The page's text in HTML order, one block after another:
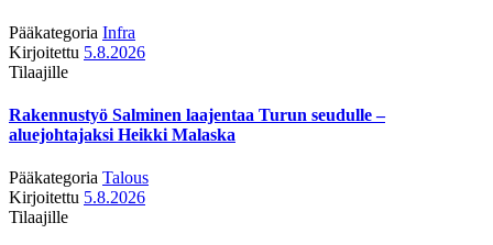
Pääkategoria Infra
Kirjoitettu 5.8.2026
Tilaajille
Rakennustyö Salminen laajentaa Turun seudulle –
aluejohtajaksi Heikki Malaska
Pääkategoria Talous
Kirjoitettu 5.8.2026
Tilaajille